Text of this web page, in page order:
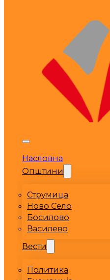
Насловна
Општини
Струмица
Ново Село
Босилово
Василево
Вести
Политика